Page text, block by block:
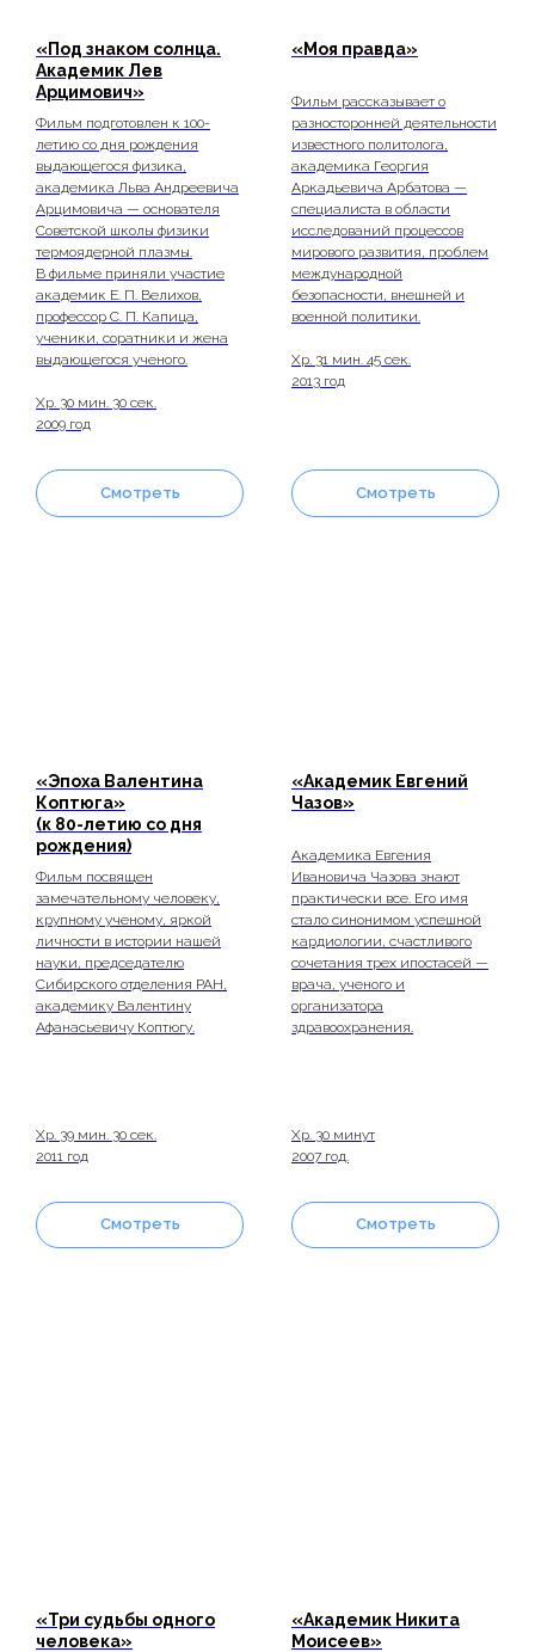
«Под знаком солнца.
Академик Лев
Арцимович»
Фильм подготовлен к 100-
летию со дня рождения
выдающегося физика,
академика Льва Андреевича
Арцимовича — основателя
Советской школы физики
термоядерной плазмы.
В фильме приняли участие
академик Е. П. Велихов,
профессор С. П. Капица,
ученики, соратники и жена
выдающегося ученого.
Хр. 30 мин. 30 сек.
2009 год
Смотреть
«Моя правда»
Фильм рассказывает о
разносторонней деятельности
известного политолога,
академика Георгия
Аркадьевича Арбатова —
специалиста в области
исследований процессов
мирового развития, проблем
международной
безопасности, внешней и
военной политики.
Хр. 31 мин. 45 сек.
2013 год
Смотреть
«Эпоха Валентина
Коптюга»
(к 80-летию со дня
рождения)
Фильм посвящен
замечательному человеку,
крупному ученому, яркой
личности в истории нашей
науки, председателю
Сибирского отделения РАН,
академику Валентину
Афанасьевичу Коптюгу.
Хр. 39 мин. 30 сек.
2011 год
Смотреть
«Академик Евгений
Чазов»
Академика Евгения
Ивановича Чазова знают
практически все. Его имя
стало синонимом успешной
кардиологии, счастливого
сочетания трех ипостасей —
врача, ученого и
организатора
здравоохранения.
Хр. 30 минут
2007 год.
Смотреть
«Три судьбы одного
человека»
«Академик Никита
Моисеев»